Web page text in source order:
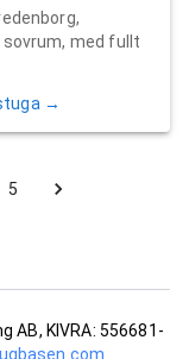
sovrum, med fullt
→
5
AB, KIVRA: 556681-